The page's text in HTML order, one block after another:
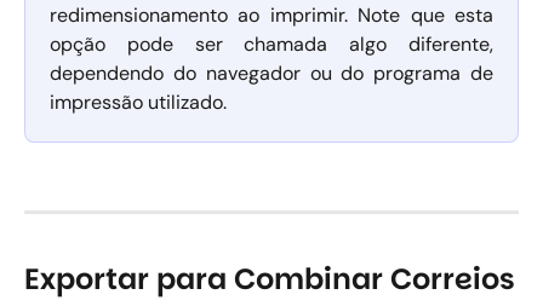
redimensionamento ao imprimir. Note que esta
opção pode ser chamada algo diferente,
dependendo do navegador ou do programa de
impressão utilizado.
Exportar para Combinar Correios